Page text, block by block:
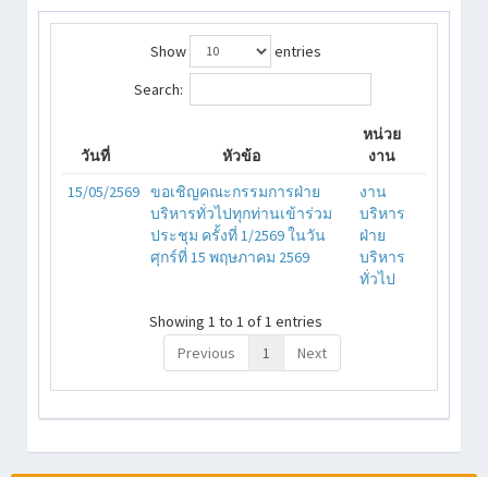
Show
entries
Search:
วันที่ หัวข้อ
หน่วย
งาน
15/05/2569 ขอเชิญคณะกรรมการฝ่าย
บริหารทั่วไปทุกท่านเข้าร่วม
ประชุม ครั้งที่ 1/2569 ในวัน
ศุกร์ที่ 15 พฤษภาคม 2569
งาน
บริหาร
ฝ่าย
บริหาร
ทั่วไป
Showing 1 to 1 of 1 entries
Previous
1 Next